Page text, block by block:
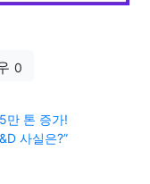
0
만 톤 증가!
사실은?”